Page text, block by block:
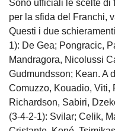
Sono ufficiali le scelte di
per la sfida del Franchi,
Questi i due
1): De Gea; Pongracic,
Mandragora, Nicolussi
Gudmundsson; Kean. A
Comuzzo, Kouadio, Viti,
Richardson, Sabiri,
(3-4-2-1): Svilar; Celik,